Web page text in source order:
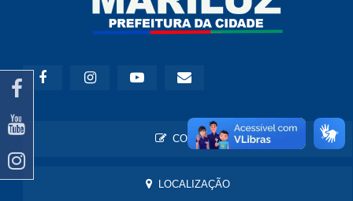
CONTATO
LOCALIZAÇÃO